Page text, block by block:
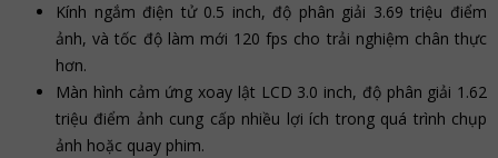
Kính ngắm điện tử 0.5 inch, độ phân giải 3.69 triệu điểm
ảnh, và tốc độ làm mới 120 fps cho trải nghiệm chân thực
hơn.
Màn hình cảm ứng xoay lật LCD 3.0 inch, độ phân giải 1.62
triệu điểm ảnh cung cấp nhiều lợi ích trong quá trình chụp
ảnh hoặc quay phim.